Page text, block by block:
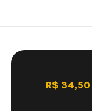
R$ 34,50